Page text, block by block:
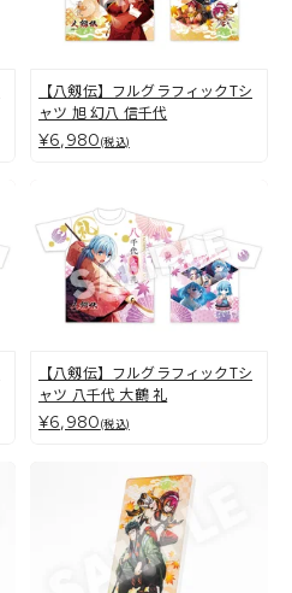
【八剱伝】フルグラフィックTシ
ャツ 旭 幻八 信千代
¥6,980(税込)
【八剱伝】フルグラフィックTシ
ャツ 八千代 大鶴 礼
¥6,980(税込)